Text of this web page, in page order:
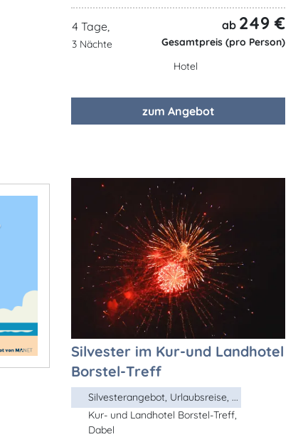
4 Tage,
3 Nächte
ab 249 €
Gesamtpreis (pro Person)
Hotel
zum Angebot
Silvester im Kur-und Landhotel
Borstel-Treff
Silvesterangebot, Urlaubsreise, ...
Kur- und Landhotel Borstel-Treff,
Dabel